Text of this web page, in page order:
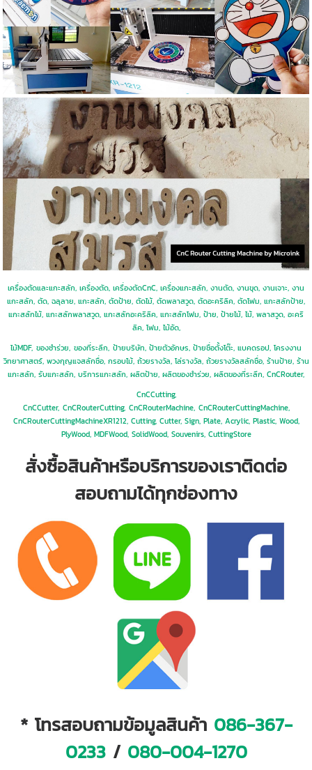
เครื่องตัดและแกะสลัก, เครื่องตัด, เครื่องตัดCnC, เครื่องแกะสลัก, งานตัด, งานขุด, งานเจาะ, งาน
แกะสลัก, ตัด, ฉลุลาย, แกะสลัก, ตัดป้าย, ตัดไม้, ตัดพลาสวูด, ตัดอะคริลิค, ตัดโฟม, แกะสลักป้าย,
แกะสลักไม้, แกะสลักพลาสวูด, แกะสลักอะคริลิค, แกะสลักโฟม, ป้าย, ป้ายไม้, ไม้, พลาสวูด, อะคริ
ลิค, โฟม, ไม้อัด,
ไม้MDF, ของชำร่วย, ของที่ระลึก, ป้ายบริษัท, ป้ายตัวอักษร, ป้ายชื่อตั้งโต๊ะ, แบคดรอป, โครงงาน
วิทยาศาสตร์, พวงกุญแจสลักชื่อ, กรอบไม้, ถ้วยรางวัล, โล่รางวัล, ถ้วยรางวัลสลักชื่อ, ร้านป้าย, ร้าน
แกะสลัก, รับแกะสลัก, บริการแกะสลัก, ผลิตป้าย, ผลิตของชำร่วย, ผลิตของที่ระลึก, CnCRouter,
CnCCutting,
CnCCutter, CnCRouterCutting, CnCRouterMachine, CnCRouterCuttingMachine,
CnCRouterCuttingMachineXR1212, Cutting, Cutter, Sign, Plate, Acrylic, Plastic, Wood,
PlyWood, MDFWood, SolidWood, Souvenirs, CuttingStore
สั่งซื้อสินค้าหรือบริการของเราติดต่อ
สอบถามได้ทุกช่องทาง
* โทรสอบถามข้อมูลสินค้า 086-367-
0233/ 080-004-1270